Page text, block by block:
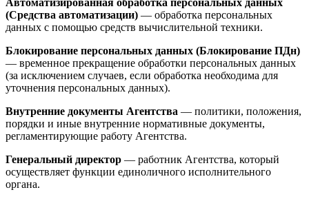
Автоматизированная обработка персональных данных
(Средства автоматизации) — обработка персональных
данных с помощью средств вычислительной техники.
Блокирование персональных данных (Блокирование ПДн)
— временное прекращение обработки персональных данных
(за исключением случаев, если обработка необходима для
уточнения персональных данных).
Внутренние документы Агентства — политики, положения,
порядки и иные внутренние нормативные документы,
регламентирующие работу Агентства.
Генеральный директор — работник Агентства, который
осуществляет функции единоличного исполнительного
органа.